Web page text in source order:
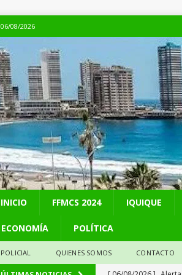
06/08/2026
INICIO FFMCS 2024 IQUIQUE
ECONOMÍA POLÍTICA
POLICIAL QUIENES SOMOS CONTACTO